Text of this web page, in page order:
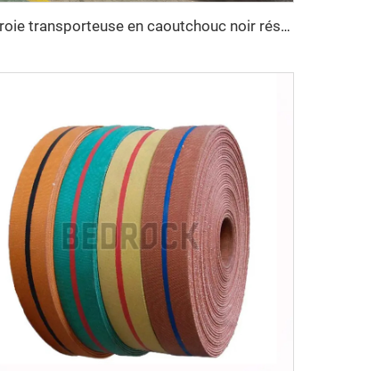
Courroie transporteuse en caoutchouc noir résistante à la chaleur EP150 personnalisable, 3 plis, 4 plis, 15MPA, robuste pour concasseur de pierre et exploitation minière